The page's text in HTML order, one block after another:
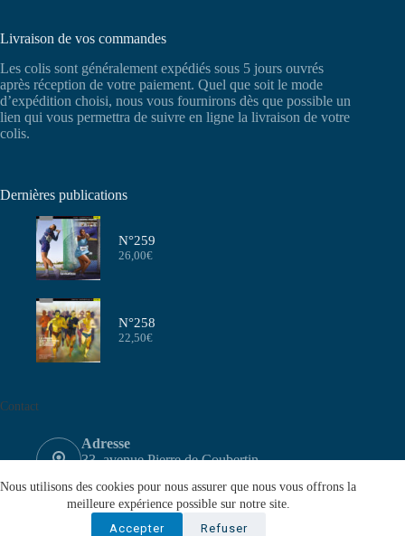
Nous utilisons des cookies pour nous assurer que nous vous offrons la
meilleure expérience possible sur notre site.
Accepter
Refuser
Livraison de vos commandes
Les colis sont généralement expédiés sous 5 jours ouvrés
après réception de votre paiement. Quel que soit le mode
d’expédition choisi, nous vous fournirons dès que possible un
lien qui vous permettra de suivre en ligne la livraison de votre
colis.
Dernières publications
N°259
26,00€
N°258
22,50€
Contact
Adresse
33, avenue Pierre de Coubertin
Email
contact@aeffa.fr